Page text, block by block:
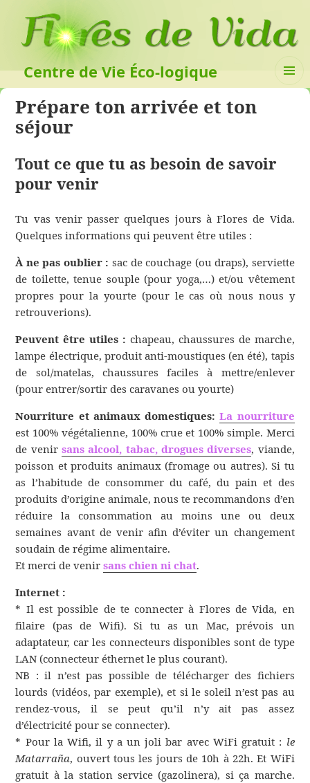
Centre de Vie Éco-logique
MENU
Prépare ton arrivée et ton
séjour
Tout ce que tu as besoin de savoir
pour venir
Tu vas venir passer quelques jours à Flores de Vida.
Quelques informations qui peuvent être utiles :
À ne pas oublier : sac de couchage (ou draps), serviette
de toilette, tenue souple (pour yoga,…) et/ou vêtement
propres pour la yourte (pour le cas où nous nous y
retrouverions).
Peuvent être utiles : chapeau, chaussures de marche,
lampe électrique, produit anti-moustiques (en été), tapis
de sol/matelas, chaussures faciles à mettre/enlever
(pour entrer/sortir des caravanes ou yourte)
Nourriture et animaux domestiques: La nourriture
est 100% végétalienne, 100% crue et 100% simple. Merci
de venirsans alcool, tabac, drogues diverses, viande,
poisson et produits animaux (fromage ou autres). Si tu
as l’habitude de consommer du café, du pain et des
produits d’origine animale, nous te recommandons d’en
réduire la consommation au moins une ou deux
semaines avant de venir afin d’éviter un changement
soudain de régime alimentaire.
Et merci de venirsans chien ni chat.
Internet :
* Il est possible de te connecter à Flores de Vida, en
filaire (pas de Wifi). Si tu as un Mac, prévois un
adaptateur, car les connecteurs disponibles sont de type
LAN (connecteur éthernet le plus courant).
NB : il n’est pas possible de télécharger des fichiers
lourds (vidéos, par exemple), et si le soleil n’est pas au
rendez-vous, il se peut qu’il n’y ait pas assez
d’électricité pour se connecter).
* Pour la Wifi, il y a un joli bar avec WiFi gratuit : le
Matarraña, ouvert tous les jours de 10h à 22h. Et WiFi
gratuit à la station service (gazolinera), si ça marche.